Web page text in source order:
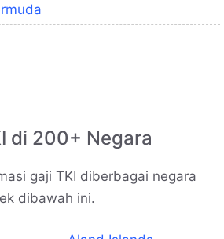
di 200+ Negara
gaji TKI diberbagai negara
dibawah ini.